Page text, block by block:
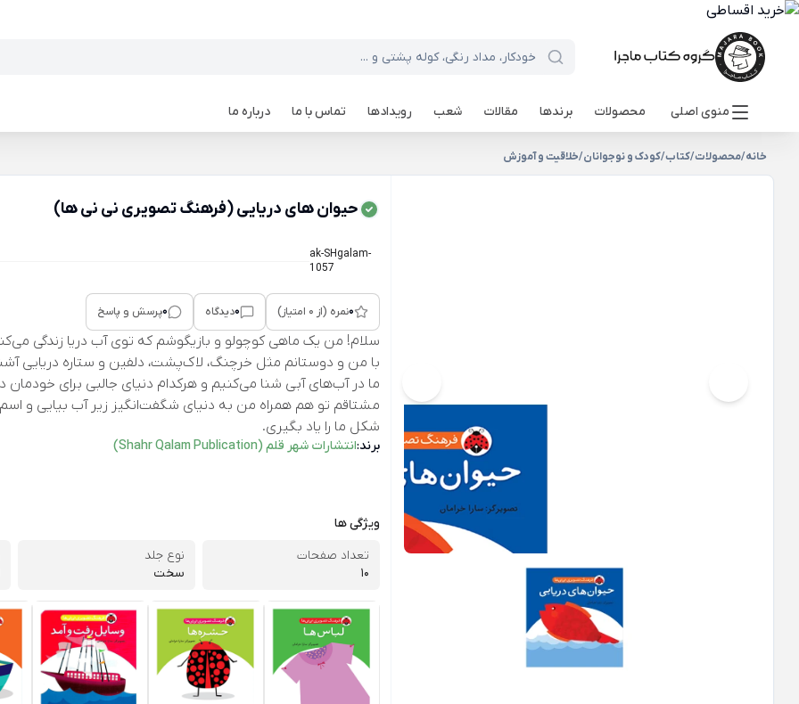
منوی اصلی محصولات برندها مقالات شعب رویدادها تماس با ما درباره ما
خانه/محصولات/کتاب/کودک و نوجوانان/خلاقیت و آموزش
حیوان های دریایی (فرهنگ تصویری نی نی ها)
ak-SHgalam-
1057
0نمره (از 0 امتیاز) 0دیدگاه 0پرسش و پاسخ
سلام! من یک ماهی کوچولو و بازیگوشم که توی آب دریا زندگی
با من و دوستانم مثل خرچنگ، لاک‌پشت، دلفین و ستاره دریایی
ما در آب‌های آبی شنا می‌کنیم و هرکدام دنیای جالبی برای خودمان
مشتاقم تو هم همراه من به دنیای شگفت‌انگیز زیر آب بیایی و
شکل ما را یاد بگیری.
برند:انتشارات شهر قلم (Shahr Qalam Publication)
ویژگی ها
تعداد صفحات
10
نوع جلد
سخت